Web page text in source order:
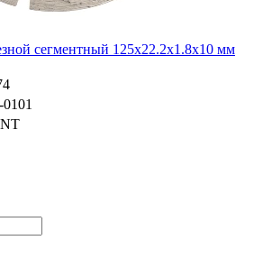
сегментный 125x22.2x1.8x10 мм